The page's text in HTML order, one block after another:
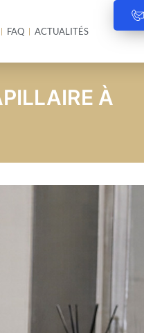
FAQ ACTUALITÉS
À